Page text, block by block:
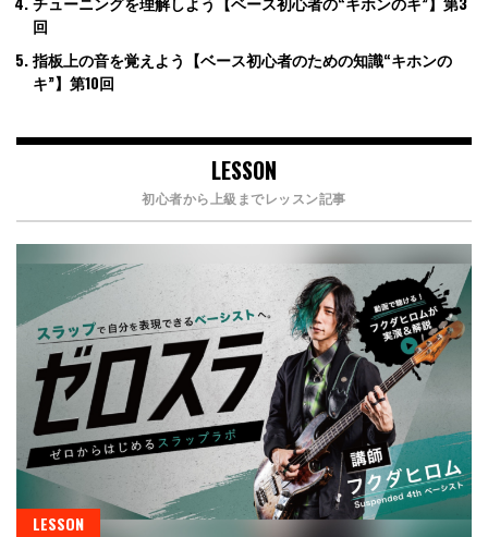
回
指板上の音を覚えよう【ベース初心者のための知識“キホンの
キ”】第10回
LESSON
初心者から上級までレッスン記事
LESSON